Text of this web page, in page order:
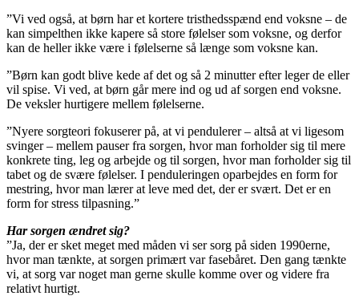
”Vi ved også, at børn har et kortere tristhedsspænd end voksne – de
kan simpelthen ikke kapere så store følelser som voksne, og derfor
kan de heller ikke være i følelserne så længe som voksne kan.
”Børn kan godt blive kede af det og så 2 minutter efter leger de eller
vil spise. Vi ved, at børn går mere ind og ud af sorgen end voksne.
De veksler hurtigere mellem følelserne.
”Nyere sorgteori fokuserer på, at vi pendulerer – altså at vi ligesom
svinger – mellem pauser fra sorgen, hvor man forholder sig til mere
konkrete ting, leg og arbejde og til sorgen, hvor man forholder sig til
tabet og de svære følelser. I penduleringen oparbejdes en form for
mestring, hvor man lærer at leve med det, der er svært. Det er en
form for stress tilpasning.”
Har sorgen ændret sig?
”Ja, der er sket meget med måden vi ser sorg på siden 1990erne,
hvor man tænkte, at sorgen primært var fasebåret. Den gang tænkte
vi, at sorg var noget man gerne skulle komme over og videre fra
relativt hurtigt.